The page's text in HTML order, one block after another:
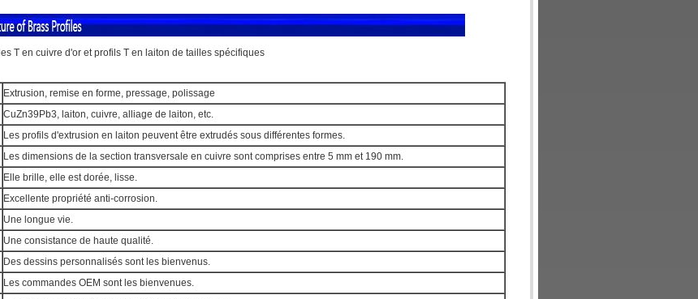
T en cuivre d'or et profils T en laiton de tailles spécifiques
Extrusion, remise en forme, pressage, polissage
CuZn39Pb3, laiton, cuivre, alliage de laiton, etc.
Les profils d'extrusion en laiton peuvent être extrudés sous différentes formes.
Les dimensions de la section transversale en cuivre sont comprises entre 5 mm et 190 mm.
Elle brille, elle est dorée, lisse.
Excellente propriété anti-corrosion.
Une longue vie.
Une consistance de haute qualité.
Des dessins personnalisés sont les bienvenus.
Les commandes OEM sont les bienvenues.